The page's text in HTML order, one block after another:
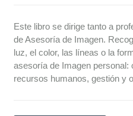
Este libro se dirige tanto a
de Asesoría de Imagen.
luz, el color, las líneas o la
asesoría de Imagen personal:
recursos humanos, gestión y